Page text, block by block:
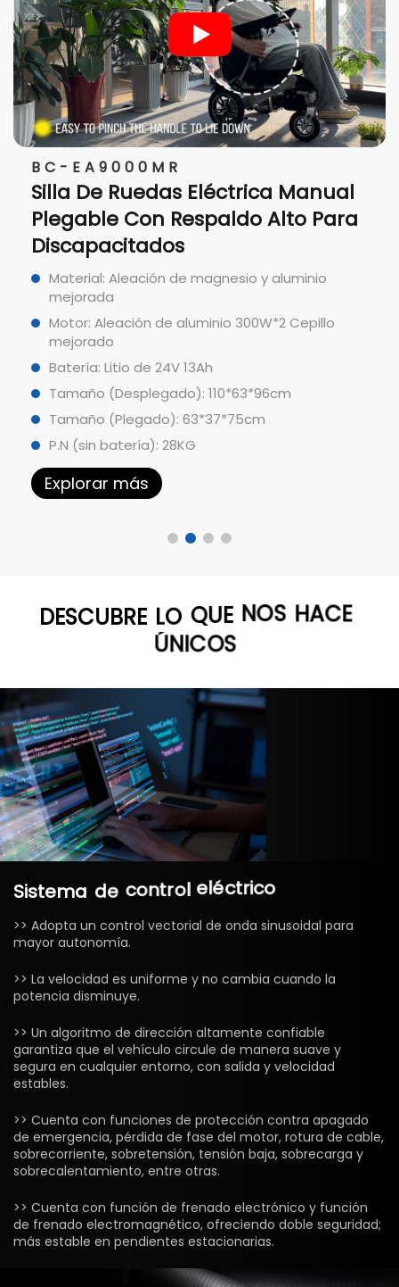
BC-EA9000MR
Silla De Ruedas Eléctrica Manual
Plegable Con Respaldo Alto Para
Discapacitados
Material: Aleación de magnesio y aluminio
mejorada
Motor: Aleación de aluminio 300W*2 Cepillo
mejorado
Batería: Litio de 24V 13Ah
Tamaño (Desplegado): 110*63*96cm
Tamaño (Plegado): 63*37*75cm
P.N (sin batería): 28KG
Explorar más
DESCUBRE LO QUE NOS HACE
ÚNICOS
Sistema de control eléctrico
>> Adopta un control vectorial de onda sinusoidal para
mayor autonomía.
>> La velocidad es uniforme y no cambia cuando la
potencia disminuye.
>> Un algoritmo de dirección altamente confiable
garantiza que el vehículo circule de manera suave y
segura en cualquier entorno, con salida y velocidad
estables.
>> Cuenta con funciones de protección contra apagado
de emergencia, pérdida de fase del motor, rotura de cable,
sobrecorriente, sobretensión, tensión baja, sobrecarga y
sobrecalentamiento, entre otras.
>> Cuenta con función de frenado electrónico y función
de frenado electromagnético, ofreciendo doble seguridad;
más estable en pendientes estacionarias.